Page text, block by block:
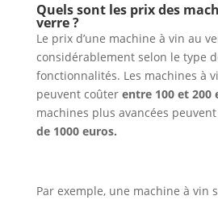
Quels sont les prix des
verre ?
Le prix d’une machine à vin au
considérablement selon le type
fonctionnalités. Les machines à
peuvent coûter entre 100 et 200
machines plus avancées peuvent
de 1000 euros.
Par exemple, une machine à vin